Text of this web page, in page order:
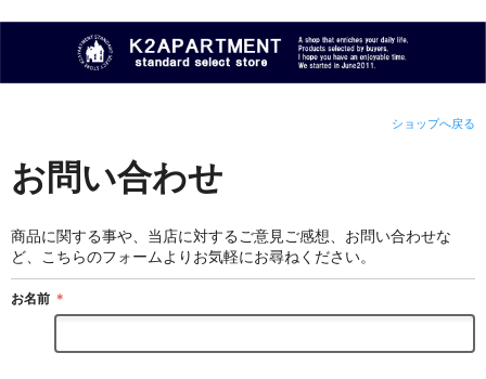
ショップへ戻る
お問い合わせ
商品に関する事や、当店に対するご意見ご感想、お問い合わせな
ど、こちらのフォームよりお気軽にお尋ねください。
お名前 ＊